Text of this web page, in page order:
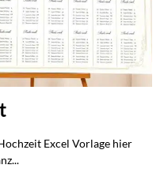
Excel Vorlage hier